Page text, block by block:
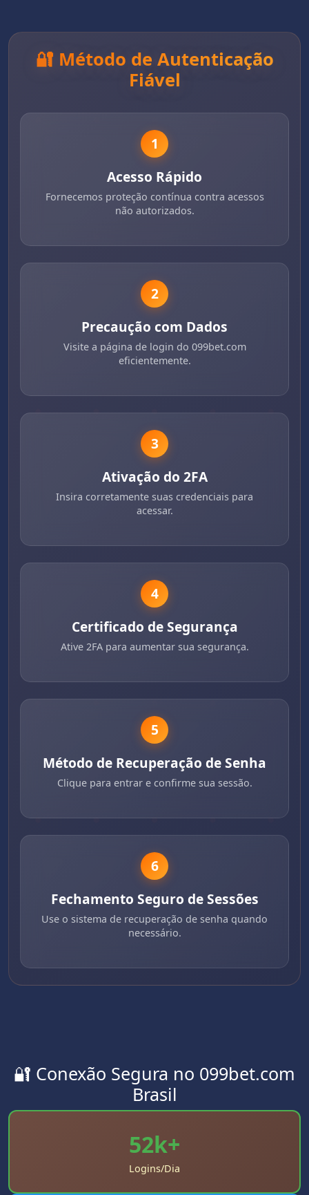
🔐 Método de Autenticação
Fiável
1
Acesso Rápido
Fornecemos proteção contínua contra acessos
não autorizados.
2
Precaução com Dados
Visite a página de login do 099bet.com
eficientemente.
3
Ativação do 2FA
Insira corretamente suas credenciais para
acessar.
4
Certificado de Segurança
Ative 2FA para aumentar sua segurança.
5
Método de Recuperação de Senha
Clique para entrar e confirme sua sessão.
6
Fechamento Seguro de Sessões
Use o sistema de recuperação de senha quando
necessário.
🔐 Conexão Segura no 099bet.com
Brasil
52k+
Logins/Dia